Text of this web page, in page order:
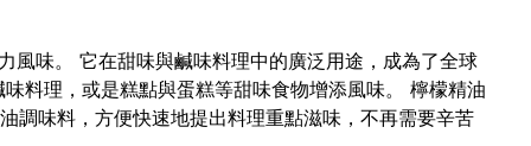
味。 它在甜味與鹹味料理中的廣泛用途，成為了全球
料理，或是糕點與蛋糕等甜味食物增添風味。 檸檬精油
調味料，方便快速地提出料理重點滋味，不再需要辛苦